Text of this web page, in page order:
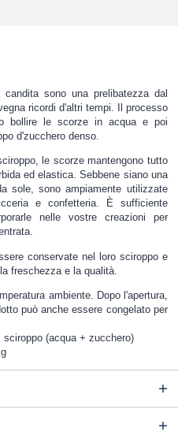
sono una prelibatezza dal
ricordi d'altri tempi. Il processo
bollire le scorze in acqua e poi
d'zucchero denso.
le scorze mantengono tutto
ed elastica. Sebbene siano una
sole, sono ampiamente utilizzate
e confetteria. È sufficiente
nelle vostre creazioni per
conservate nel loro sciroppo e
freschezza e la qualità.
ambiente. Dopo l'apertura,
può anche essere congelato per
sciroppo (acqua + zucchero)